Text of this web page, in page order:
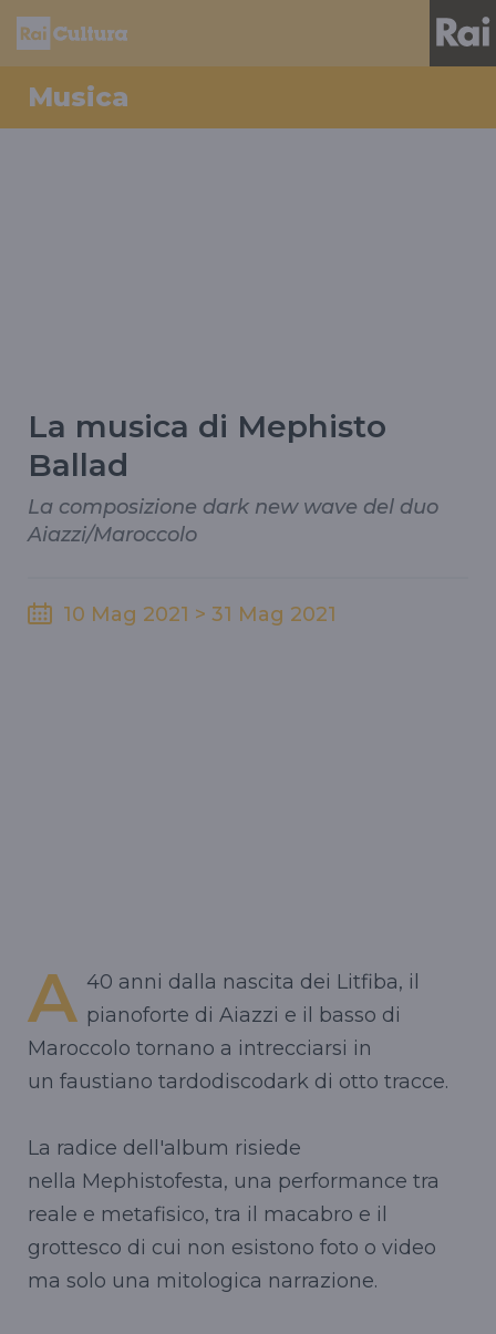
Musica
La musica di Mephisto
Ballad
La composizione dark new wave del duo
Aiazzi/Maroccolo
10 Mag 2021 > 31 Mag 2021
A 40 anni dalla nascita dei Litfiba, il
pianoforte di Aiazzi e il basso di
Maroccolo tornano a intrecciarsi in
un faustiano tardodiscodark di otto tracce.
La radice dell'album risiede
nella Mephistofesta, una performance tra
reale e metafisico, tra il macabro e il
grottesco di cui non esistono foto o video
ma solo una mitologica narrazione.